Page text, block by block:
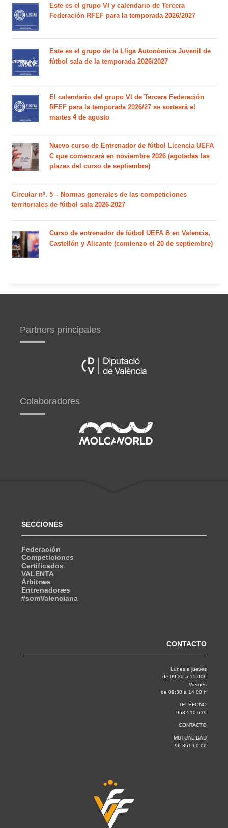
Este es el grupo VI y calendario de Tercera
Federación RFEF para la temporada 2026/2027
Este es el grupo de la Lliga Autonòmica Juvenil de
fútbol sala de la temporada 2026/2027
El calendario del grupo VI de Tercera Federación
RFEF para la temporada 2026/27 se sorteará el
martes 4 de agosto
Nuevo curso de Entrenador de fútbol Licencia UEFA
C que comenzará en noviembre 2026 (agotadas las
plazas del curso de septiembre)
Circular nº. 5 – Normas generales de las competiciones
territoriales de fútbol sala 2026-2027
Curso de entrenador de fútbol UEFA B en Valencia,
Castellón y Alicante (comienzo el 20 de septiembre)
Partners principales
Colaboradores
SECCIONES
Federación
Competiciones
Certificados
VALENTA
Árbitræs
Entrenadoræs
#somValenciana
CONTACTO
Lunes a jueves
de 09:30 a 15.00h
Viernes
de 09:30 a 14.00 h
TELÉFONO
963 510 619
CONTACTO
MUTUALIDAD
96 351 60 00